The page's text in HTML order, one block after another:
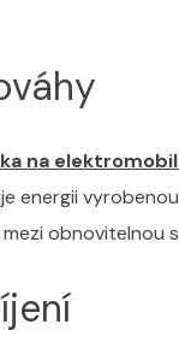
na
energii